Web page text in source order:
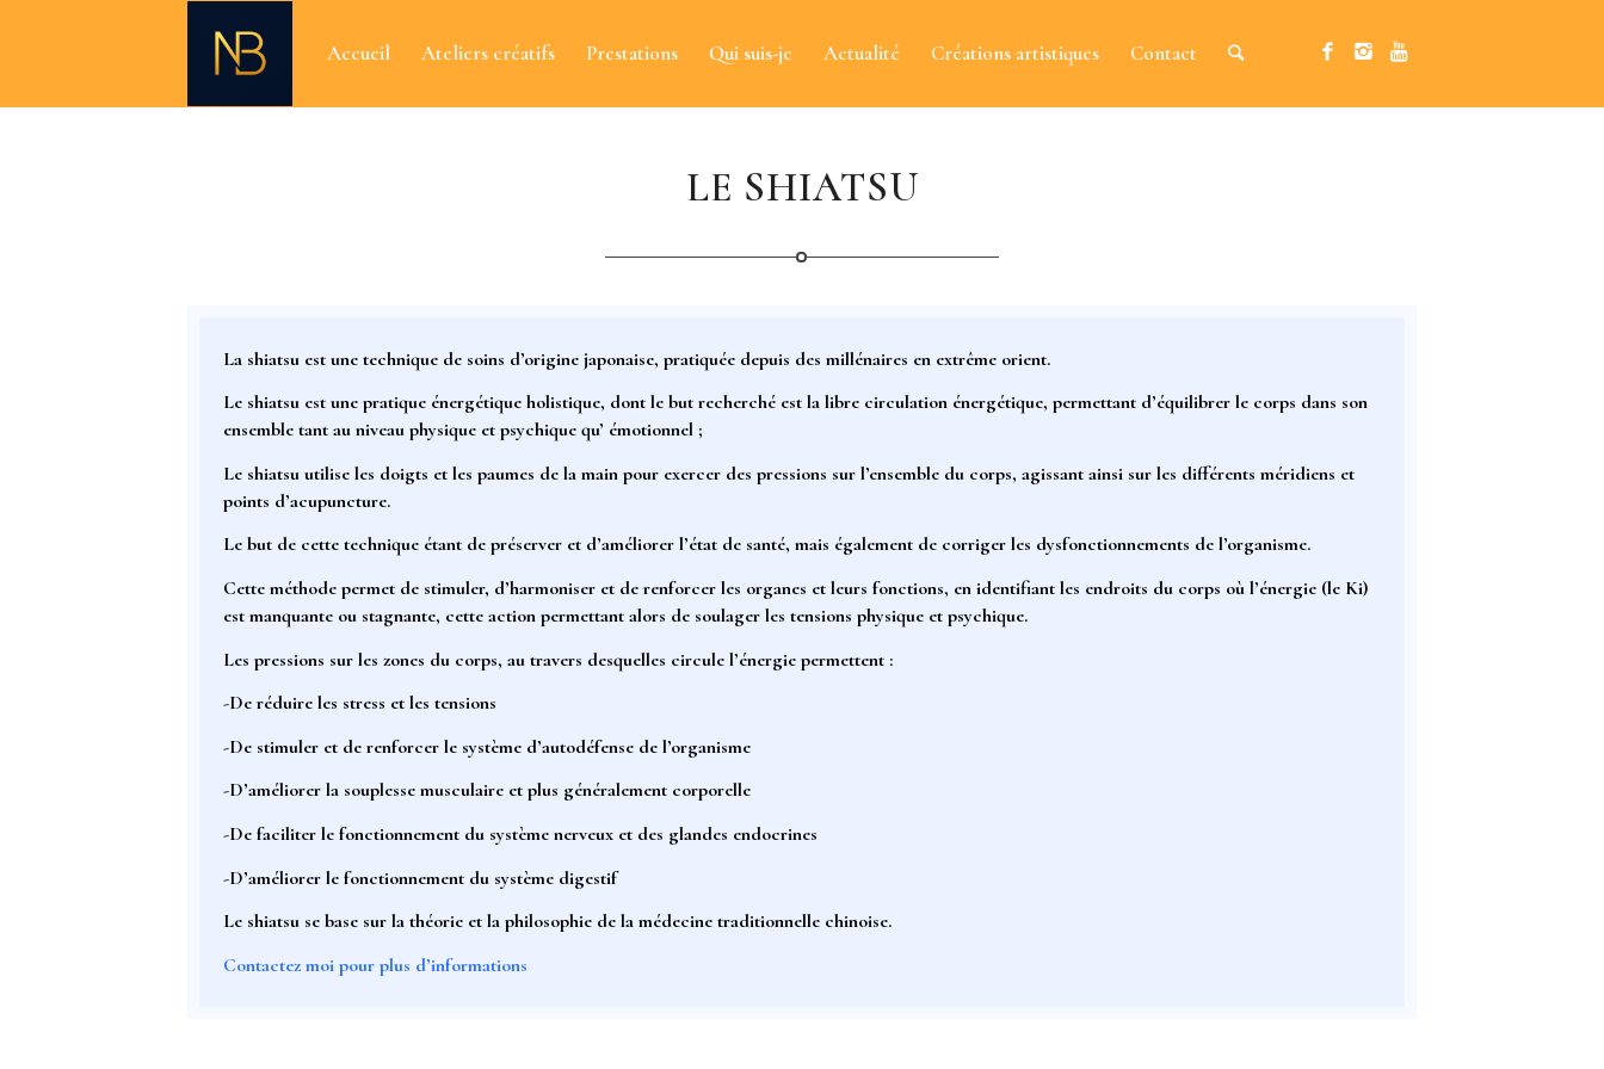
Accueil Ateliers créatifs Prestations Qui suis-je Actualité Créations artistiques Contact
LE SHIATSU
La shiatsu est une technique de soins d’origine japonaise, pratiquée depuis des millénaires en extrême orient.
Le shiatsu est une pratique énergétique holistique, dont le but recherché est la libre circulation énergétique, permettant d’équilibrer le corps dans son
ensemble tant au niveau physique et psychique qu’ émotionnel ;
Le shiatsu utilise les doigts et les paumes de la main pour exercer des pressions sur l’ensemble du corps, agissant ainsi sur les différents méridiens et
points d’acupuncture.
Le but de cette technique étant de préserver et d’améliorer l’état de santé, mais également de corriger les dysfonctionnements de l’organisme.
Cette méthode permet de stimuler, d’harmoniser et de renforcer les organes et leurs fonctions, en identifiant les endroits du corps où l’énergie (le Ki)
est manquante ou stagnante, cette action permettant alors de soulager les tensions physique et psychique.
Les pressions sur les zones du corps, au travers desquelles circule l’énergie permettent :
-De réduire les stress et les tensions
-De stimuler et de renforcer le système d’autodéfense de l’organisme
-D’améliorer la souplesse musculaire et plus généralement corporelle
-De faciliter le fonctionnement du système nerveux et des glandes endocrines
-D’améliorer le fonctionnement du système digestif
Le shiatsu se base sur la théorie et la philosophie de la médecine traditionnelle chinoise.
Contactez moi pour plus d’informations